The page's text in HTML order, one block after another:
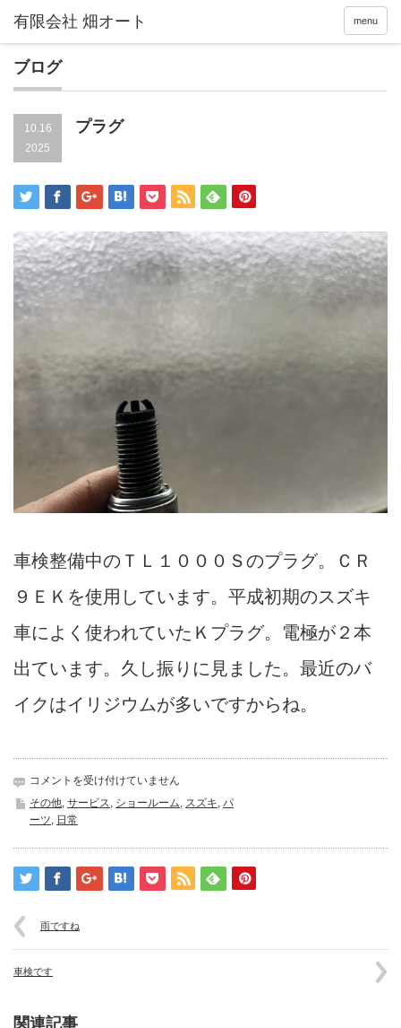
menu
ブログ
10.16
2025
プラグ
車検整備中のＴＬ１０００Ｓのプラグ。ＣＲ
９ＥＫを使用しています。平成初期のスズキ
車によく使われていたＫプラグ。電極が２本
出ています。久し振りに見ました。最近のバ
イクはイリジウムが多いですからね。
プ
ラ
コメントを受け付けていません
その他 サービス ショールーム スズキ パ
ーツ
日常
雨ですね
車検です
関連記事